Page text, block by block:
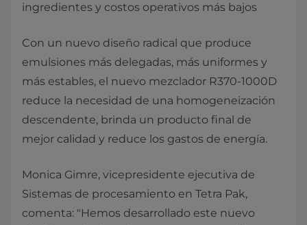
ingredientes y costos operativos más bajos
Con un nuevo diseño radical que produce
emulsiones más delegadas, más uniformes y
más estables, el nuevo mezclador R370‑1000D
reduce la necesidad de una homogeneización
descendente, brinda un producto final de
mejor calidad y reduce los gastos de energía.
Monica Gimre, vicepresidente ejecutiva de
Sistemas de procesamiento en Tetra Pak,
comenta: "Hemos desarrollado este nuevo